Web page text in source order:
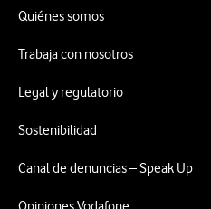
Quiénes somos
Trabaja con nosotros
Legal y regulatorio
Sostenibilidad
Canal de denuncias – Speak Up